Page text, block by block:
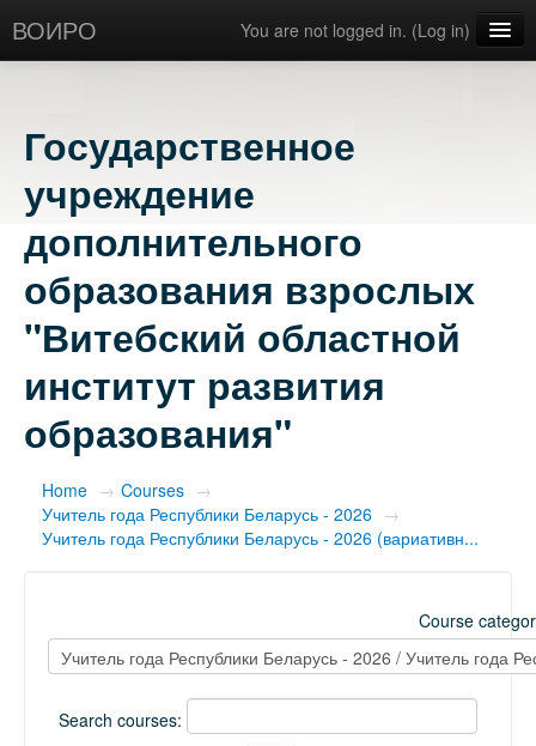
ВОИРО You are not logged in. (Log in)
Государственное
учреждение
дополнительного
образования взрослых
"Витебский областной
институт развития
образования"
Home → Courses →
Учитель года Республики Беларусь - 2026 →
Учитель года Республики Беларусь - 2026 (вариативн...
Course
Search courses: